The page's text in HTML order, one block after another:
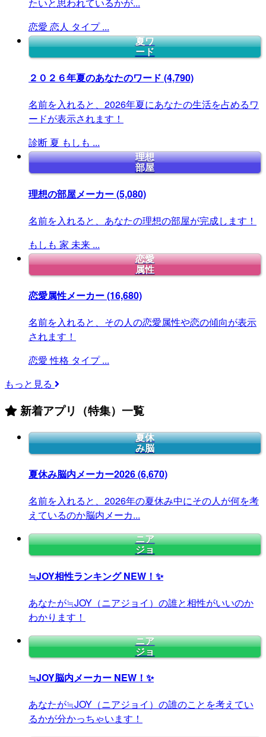
恋愛 恋人 タイプ ...
夏ワ
ード
２０２６年夏のあなたのワード (4,790)
名前を入れると、2026年夏にあなたの生活を占めるワ
ードが表示されます！
診断 夏 もしも ...
理想
部屋
理想の部屋メーカー(5,080)
名前を入れると、あなたの理想の部屋が完成します！
もしも 家 未来 ...
恋愛
属性
恋愛属性メーカー(16,680)
名前を入れると、その人の恋愛属性や恋の傾向が表示
されます！
恋愛 性格 タイプ ...
もっと見る
新着アプリ（特集）一覧
夏休
み脳
夏休み脳内メーカー2026(6,670)
名前を入れると、2026年の夏休み中にその人が何を考
えているのか脳内メーカ...
ニア
ジョ
≒JOY相性ランキングNEW！✨
あなたが≒JOY（ニアジョイ）の誰と相性がいいのか
わかります！
ニア
ジョ
≒JOY脳内メーカー NEW！✨
あなたが≒JOY（ニアジョイ）の誰のことを考えてい
るかが分かっちゃいます！